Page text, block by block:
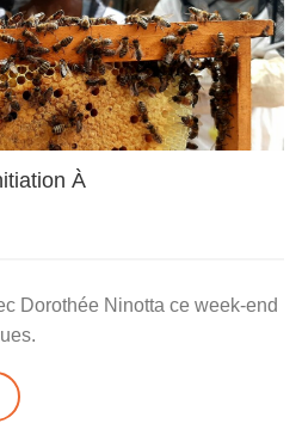
À
Dorothée Ninotta ce week-end